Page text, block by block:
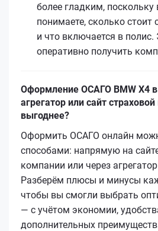
более гладким, поскольку
понимаете, сколько стоит
и что включается в
оперативно получить
Оформление ОСАГО BMW X4
агрегатор или сайт
выгоднее?
Оформить ОСАГО онлайн
способами: напрямую на
компании или через
Разберём плюсы и минусы
чтобы вы смогли выбрать
— с учётом экономии,
дополнительных